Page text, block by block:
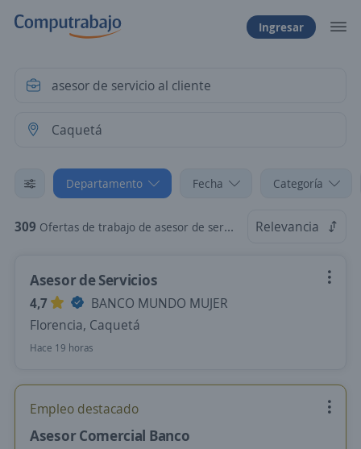
Ingresar
Departamento Fecha Categoría
309 Ofertas de trabajo de asesor de servicio al cliente en Caquetá Relevancia
Asesor de Servicios
4,7
BANCO MUNDO MUJER
Florencia, Caquetá
Hace 19 horas
Empleo destacado
Asesor Comercial Banco